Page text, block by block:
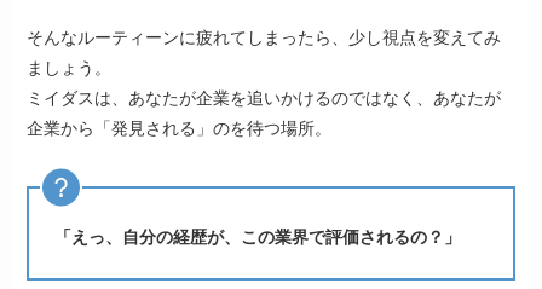
そんなルーティーンに疲れてしまったら、少し視点を変えてみ
ましょう。
ミイダスは、あなたが企業を追いかけるのではなく、あなたが
企業から「発見される」のを待つ場所。
「えっ、自分の経歴が、この業界で評価されるの？」